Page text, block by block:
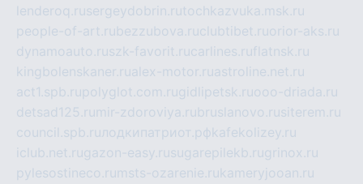
lenderoq.rusergeydobrin.rutochkazvuka.msk.ru
people-of-art.rubezzubova.ruclubtibet.ruorior-aks.ru
dynamoauto.ruszk-favorit.rucarlines.ruflatnsk.ru
kingbolenskaner.rualex-motor.ruastroline.net.ru
act1.spb.rupolyglot.com.rugidlipetsk.ruooo-driada.ru
detsad125.ru mir-zdoroviya.rubruslanovo.rusiterem.ru
council.spb.ruлодкипатриот.рфkafekolizey.ru
iclub.net.rugazon-easy.rusugarepilekb.rugrinox.ru
pylesostineco.ru msts-ozarenie.rukameryjooan.ru